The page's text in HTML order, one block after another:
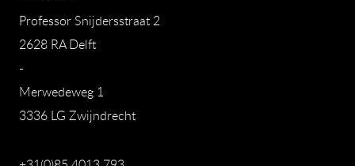
Professor Snijdersstraat 2
2628 RA Delft
-
Merwedeweg 1
3336 LG Zwijndrecht